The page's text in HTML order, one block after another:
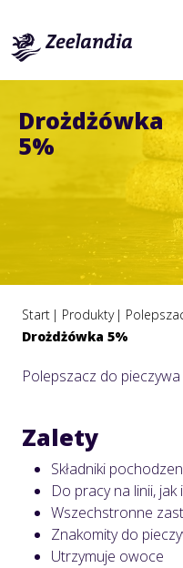
Drożdżówka
5%
Start Produkty
Drożdżówka 5%
Polepszacz do
Zalety
Składniki
Do pracy na linii,
Wszechstronne
Znakomity do
Utrzymuje owoce